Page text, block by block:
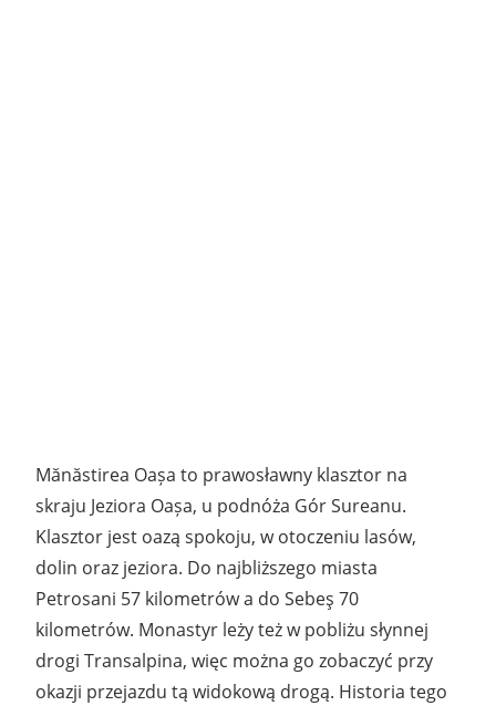
Mănăstirea Oașa to prawosławny klasztor na
skraju Jeziora Oașa, u podnóża Gór Sureanu.
Klasztor jest oazą spokoju, w otoczeniu lasów,
dolin oraz jeziora. Do najbliższego miasta
Petrosani 57 kilometrów a do Sebeş 70
kilometrów. Monastyr leży też w pobliżu słynnej
drogi Transalpina, więc można go zobaczyć przy
okazji przejazdu tą widokową drogą. Historia tego